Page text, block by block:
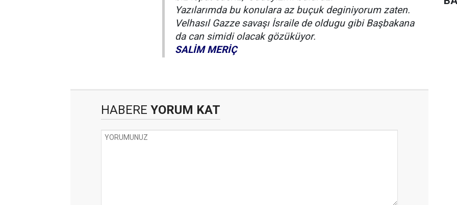
Yazılarımda bu konulara az buçuk deginiyorum zaten.
Velhasıl Gazze savaşı İsraile de oldugu gibi Başbakana
da can simidi olacak gözüküyor.
SALİM MERİÇ
HABERE YORUM KAT